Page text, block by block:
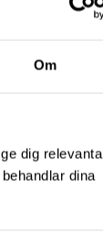
Om
dig relevanta
dina